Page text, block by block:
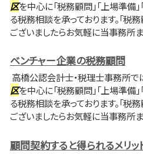
区を中心に「税務顧問」「上場準備
る税務相談を承っております。「税
ございましたらお気軽に当事務所
ベンチャー企業の税務顧問
高橋公認会計士・税理士事務所で
区を中心に「税務顧問」「上場準備
る税務相談を承っております。「税
ございましたらお気軽に当事務所
顧問契約すると得られるメリッ